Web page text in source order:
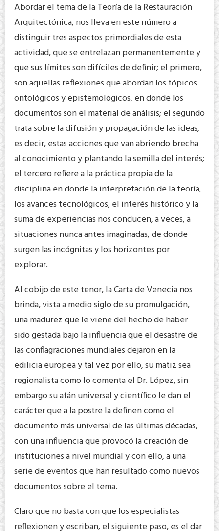
Abordar el tema de la Teoría de la Restauración
Arquitectónica, nos lleva en este número a
distinguir tres aspectos primordiales de esta
actividad, que se entrelazan permanentemente y
que sus límites son difíciles de definir; el primero,
son aquellas reflexiones que abordan los tópicos
ontológicos y epistemológicos, en donde los
documentos son el material de análisis; el segundo
trata sobre la difusión y propagación de las ideas,
es decir, estas acciones que van abriendo brecha
al conocimiento y plantando la semilla del interés;
el tercero refiere a la práctica propia de la
disciplina en donde la interpretación de la teoría,
los avances tecnológicos, el interés histórico y la
suma de experiencias nos conducen, a veces, a
situaciones nunca antes imaginadas, de donde
surgen las incógnitas y los horizontes por
explorar.
Al cobijo de este tenor, la Carta de Venecia nos
brinda, vista a medio siglo de su promulgación,
una madurez que le viene del hecho de haber
sido gestada bajo la influencia que el desastre de
las conflagraciones mundiales dejaron en la
edilicia europea y tal vez por ello, su matiz sea
regionalista como lo comenta el Dr. López, sin
embargo su afán universal y científico le dan el
carácter que a la postre la definen como el
documento más universal de las últimas décadas,
con una influencia que provocó la creación de
instituciones a nivel mundial y con ello, a una
serie de eventos que han resultado como nuevos
documentos sobre el tema.
Claro que no basta con que los especialistas
reflexionen y escriban, el siguiente paso, es el dar